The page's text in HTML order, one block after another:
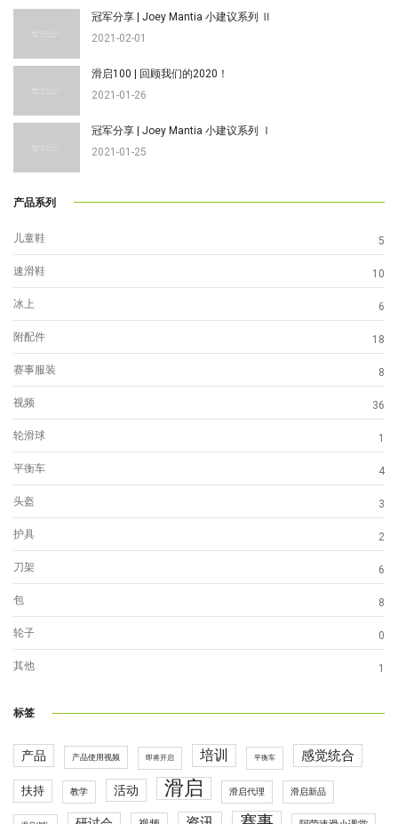
冠军分享 | Joey Mantia 小建议系列 Ⅱ
2021-02-01
滑启100 | 回顾我们的2020！
2021-01-26
冠军分享 | Joey Mantia 小建议系列 Ⅰ
2021-01-25
产品系列
儿童鞋 5
速滑鞋 10
冰上 6
附配件 18
赛事服装 8
视频 36
轮滑球 1
平衡车 4
头盔 3
护具 2
刀架 6
包 8
轮子 0
其他 1
标签
产品 产品使用视频 即将开启 培训 平衡车 感觉统合
扶持 教学 活动 滑启 滑启代理 滑启新品